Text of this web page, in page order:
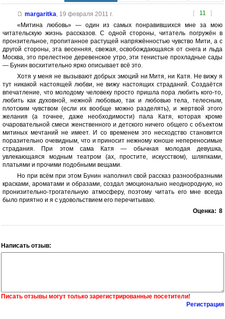
[ 11 ]
margaritka, 19 февраля 2011 г.
«Митина любовь» — один из самых понравившихся мне за мою
читательскую жизнь рассказов. С одной стороны, читатель погружён в
пронзительное, пропитанное растущей напряжённостью чувство Мити, а с
другой стороны, эта весенняя, свежая, освобождающаяся от снега и льда
Москва, это прелестное деревенское утро, эти тенистые прохладные сады
— Бунин восхитительно ярко описывает всё это.
Хотя у меня не вызывают добрых эмоций ни Митя, ни Катя. Не вижу я
тут никакой настоящей любви, не вижу настоящих страданий. Создаётся
впечатление, что молодому человеку просто пришла пора любить кого-то,
любить как духовной, нежной любовью, так и любовью тела, телесным,
плотским чувством (если их вообще можно разделять), и жертвой этого
желания (а точнее, даже необходимости) пала Катя, которая кроме
очаровательной смеси женственного и детского ничего общего с объектом
митиных мечтаний не имеет. И со временем это несходство становится
поразительно очевидным, что и приносит нежному юноше непереносимые
страдания. При этом сама Катя — обычная молодая девушка,
увлекающаяся модным театром (ах, простите, искусством), шляпками,
платьями и прочими подобными вещами.
Но при всём при этом Бунин наполнил свой рассказ разнообразными
красками, ароматами и образами, создал эмоционально неоднородную, но
пронизительно-трогательную атмосферу, поэтому читать его мне всегда
было приятно и я с удовольствием его перечитываю.
Оценка: 8
Написать отзыв:
Писать отзывы могут только зарегистрированные посетители!
Регистрация